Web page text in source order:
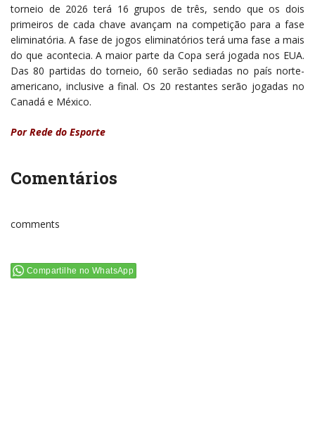
torneio de 2026 terá 16 grupos de três, sendo que os dois
primeiros de cada chave avançam na competição para a fase
eliminatória. A fase de jogos eliminatórios terá uma fase a mais
do que acontecia. A maior parte da Copa será jogada nos EUA.
Das 80 partidas do torneio, 60 serão sediadas no país norte-
americano, inclusive a final. Os 20 restantes serão jogadas no
Canadá e México.
Por Rede do Esporte
Comentários
comments
Compartilhe no WhatsApp